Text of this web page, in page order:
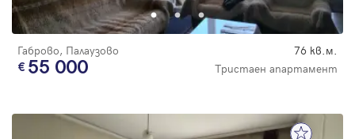
Габрово, Палаузово 76 кв.м.
55 000 Тристаен апартамент